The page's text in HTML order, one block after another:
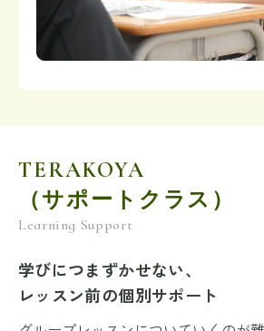
TERAKOYA
（サポートクラス）
Learning Support
学びにつまずかせない、
レッスン前の個別サポート